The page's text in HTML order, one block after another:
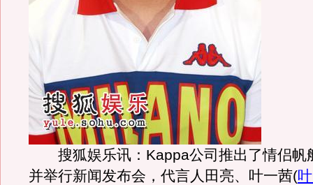
搜狐娱乐讯：Kappa公司推出了情侣帆
并举行新闻发布会，代言人田亮、叶一茜(